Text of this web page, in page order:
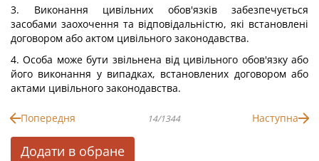
3. Виконання цивільних обов'язків забезпечується
засобами заохочення та відповідальністю, які встановлені
договором або актом цивільного законодавства.
4. Особа може бути звільнена від цивільного обов'язку або
його виконання у випадках, встановлених договором або
актами цивільного законодавства.
Попередня 14/1344 Наступна
Додати в обране